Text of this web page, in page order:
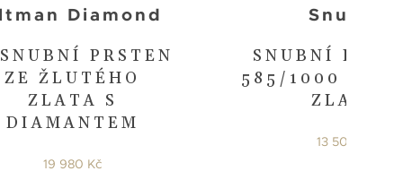
PRSTEN
ZE ŽLUTÉHO
ZLATA S
DIAMANTEM
Diamond
19 980 Kč
SNUBNÍ
585/1000 Z
ZLATA
Snubní
13 500 Kč